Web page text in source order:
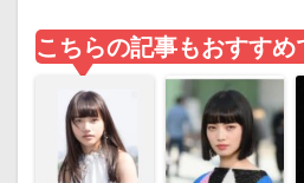
こちらの記事もおすすめ